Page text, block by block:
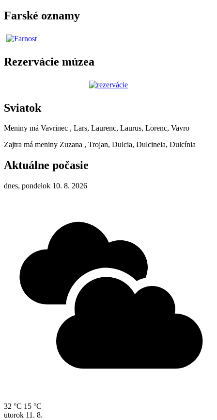
Farské oznamy
Rezervácie múzea
Sviatok
Meniny má Vavrinec , Lars, Laurenc, Laurus, Lorenc, Vavro
Zajtra má meniny Zuzana , Trojan, Dulcia, Dulcinela, Dulcínia
Aktuálne počasie
dnes, pondelok 10. 8. 2026
32 °C 15 °C
utorok 11. 8.